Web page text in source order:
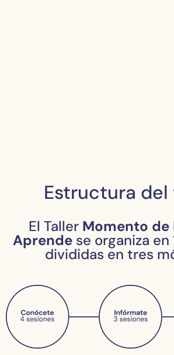
Estructura
El Taller Momento de
Aprendese organiza en
divididas en tres